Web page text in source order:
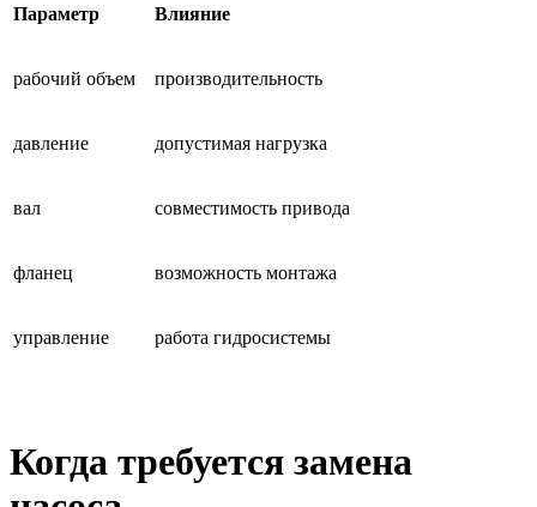
Параметр Влияние
рабочий объем производительность
давление допустимая нагрузка
вал совместимость привода
фланец возможность монтажа
управление работа гидросистемы
Когда требуется замена